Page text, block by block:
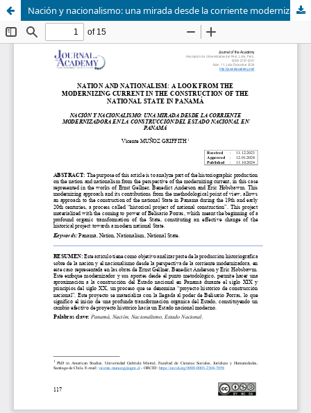
Nación y nacionalismo: una mirada desde la corriente modernizadora en la construcción del estado nacional en Panamá